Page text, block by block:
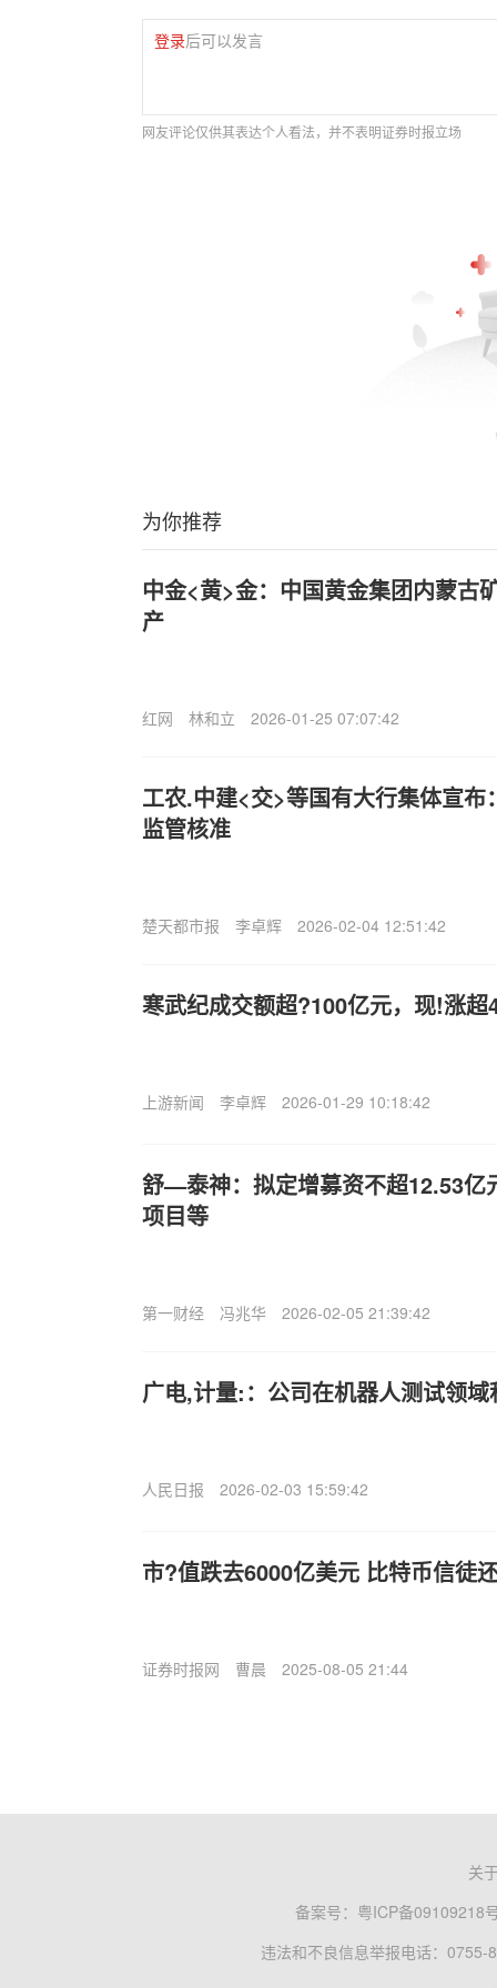
登录后可以发言
网友评论仅供其表达个人看法，并不表明证券时报立场
为你推荐
中金<黄>金：中国黄金集团内蒙古
产
红网 林和立 2026-01-25 07:07:42
工农.中建<交>等国有大行集体宣布
监管核准
楚天都市报 李卓辉 2026-02-04 12:51:42
寒武纪成交额超?100亿元，现!涨超
上游新闻 李卓辉 2026-01-29 10:18:42
舒—泰神：拟定增募资不超12.53亿
项目等
第一财经 冯兆华 2026-02-05 21:39:42
广电,计量:：公司在机器人测试领
人民日报 2026-02-03 15:59:42
市?值跌去6000亿美元 比特币信徒
证券时报网 曹晨 2025-08-05 21:44
关
备案号： 粤ICP备09109218
违法和不良信息举报电话：0755-